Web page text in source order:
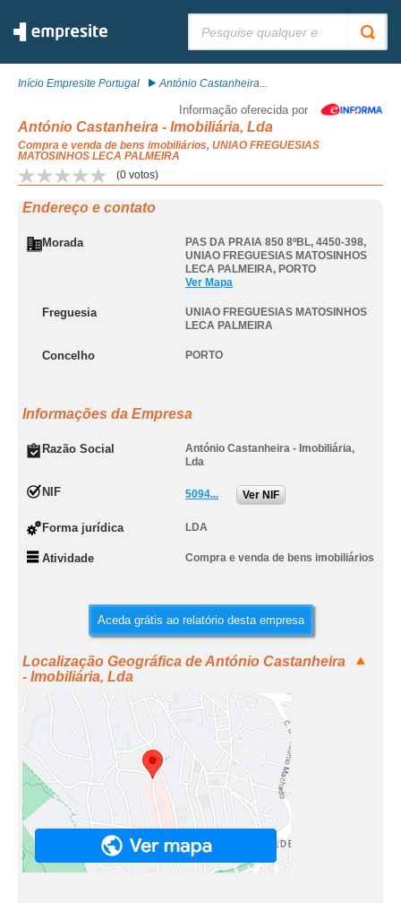
Início Empresite Portugal António Castanheira...
Informação oferecida por
António Castanheira - Imobiliária, Lda
Compra e venda de bens imobiliários, UNIAO FREGUESIAS
MATOSINHOS LECA PALMEIRA
(0 votos)
Endereço e contato
Morada PAS DA PRAIA 850 8ºBL, 4450-398,
UNIAO FREGUESIAS MATOSINHOS
LECA PALMEIRA, PORTO
Ver Mapa
Freguesia
UNIAO FREGUESIAS MATOSINHOS
LECA PALMEIRA
Concelho PORTO
Informações da Empresa
Razão Social
António Castanheira - Imobiliária,
Lda
NIF 5094... Ver NIF
Forma jurídica LDA
Atividade Compra e venda de bens imobiliários
Aceda grátis ao relatório desta empresa
Localização Geográfica de António Castanheira
- Imobiliária, Lda